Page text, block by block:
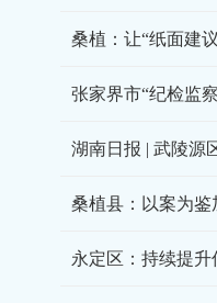
桑植：让“纸面建
张家界市“纪检监
湖南日报 | 武陵源
桑植县：以案为鉴
永定区：持续提